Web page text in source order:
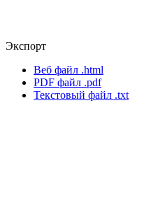
Экспорт
Веб файл .html
PDF файл .pdf
Текстовый файл .txt